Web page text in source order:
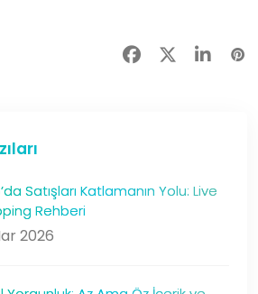
Satışları Katlamanın Yolu: Live
Rehberi
2026